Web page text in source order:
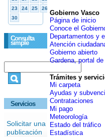
Consulta
simple
Servicios
Solicitar una
publicación
Gobierno Vasco
Página de inicio
Conoce el
Departamentos y
Atención
Gobierno abierto
Gardena, portal
Trámites y
Mi carpeta
Ayudas y
Contrataciones
Mi pago
Meteorología
Estado del tráfico
Estadística